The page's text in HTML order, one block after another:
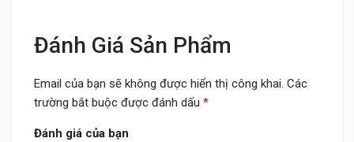
Đánh Giá Sản Phẩm
Email của bạn sẽ không được hiển thị công khai. Các
trường bắt buộc được đánh dấu *
Đánh giá của bạn